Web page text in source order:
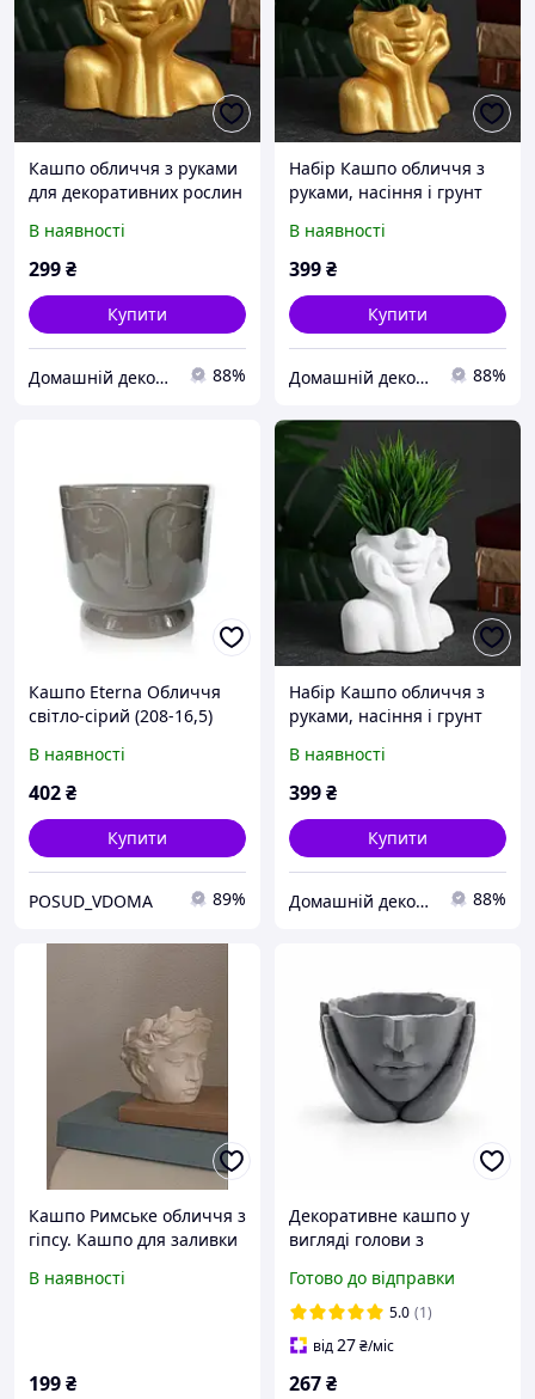
Кашпо обличчя з руками
для декоративних рослин
кольорі
В наявності
299₴
Купити
Домашній декор | Кашпо з бетону, свічки 88%
Набір Кашпо обличчя з
руками, насіння і грунт
Кашпо в золотому кольорі
В наявності
399₴
Купити
Домашній декор | Кашпо з бетону, свічки 88%
Кашпо Eterna Обличчя
світло-сірий (208-16,5)
В наявності
402₴
Купити
POSUD_VDOMA 89%
Набір Кашпо обличчя з
руками, насіння і грунт
Кашпо в білому кольорі
В наявності
399₴
Купити
Домашній декор | Кашпо з бетону, свічки 88%
Кашпо Римське обличчя з
гіпсу. Кашпо для заливки
В наявності
199₴
Декоративне кашпо у
вигляді голови з
кашпо для рослин, інтер
єрний декор, 105х105х
70мм
Готово до відправки
5.0 (1)
від27₴/міс
267₴